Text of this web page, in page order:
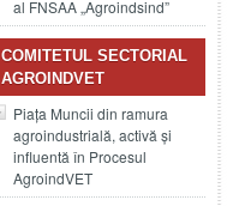
al FNSAA „Agroindsind”
COMITETUL SECTORIAL
AGROINDVET
Piața Muncii din ramura
agroindustrială, activă și
influentă în Procesul
AgroindVET